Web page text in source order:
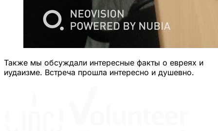
Также мы обсуждали интересные факты о евреях и
иудаизме. Встреча прошла интересно и душевно.